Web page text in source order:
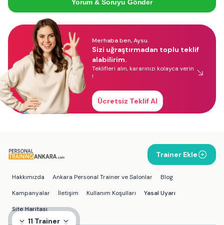
11 Trainer
Yorum & Soruyu Gönder
Merhaba ben, Aysu.
Sizi uğraştırmadan toplu teklif
alabilirim.
Teklifleri alın, kararınızı kolayca verin
!
Ücretsiz Teklif Al
Trainer Ekle
Hakkımızda Ankara Personal Trainer ve Salonlar
Blog
Kampanyalar
İletişim Kullanım Koşulları
Yasal Uyarı
Site Haritası